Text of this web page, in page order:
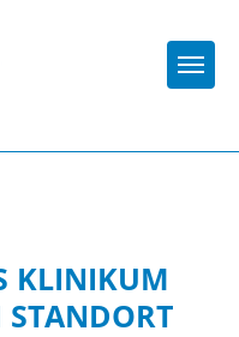
KLINIKUM
STANDORT